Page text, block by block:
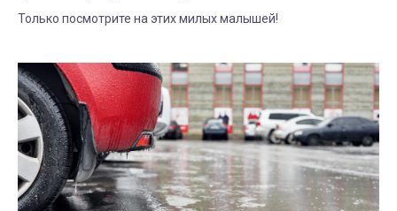
Только посмотрите на этих милых малышей!